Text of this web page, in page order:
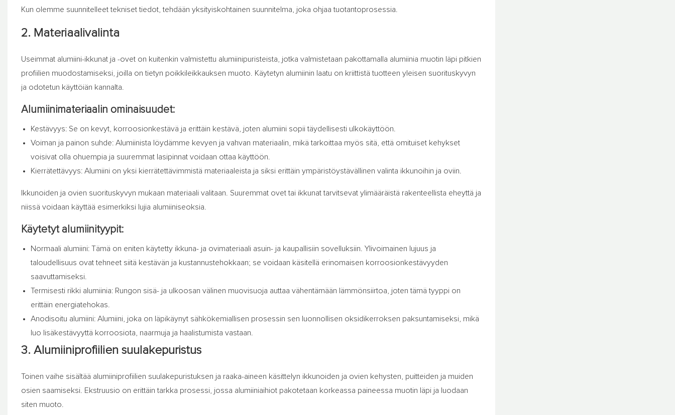
Kun olemme suunnitelleet tekniset tiedot, tehdään yksityiskohtainen suunnitelma, joka ohjaa tuotantoprosessia.
2. Materiaalivalinta
Useimmat alumiini-ikkunat ja -ovet on kuitenkin valmistettu alumiinipuristeista, jotka valmistetaan pakottamalla alumiinia muotin läpi pitkien
profiilien muodostamiseksi, joilla on tietyn poikkileikkauksen muoto. Käytetyn alumiinin laatu on kriittistä tuotteen yleisen suorituskyvyn
ja odotetun käyttöiän kannalta.
Alumiinimateriaalin ominaisuudet:
Kestävyys: Se on kevyt, korroosionkestävä ja erittäin kestävä, joten alumiini sopii täydellisesti ulkokäyttöön.
Voiman ja painon suhde: Alumiinista löydämme kevyen ja vahvan materiaalin, mikä tarkoittaa myös sitä, että omituiset kehykset
voisivat olla ohuempia ja suuremmat lasipinnat voidaan ottaa käyttöön.
Kierrätettävyys: Alumiini on yksi kierrätettävimmistä materiaaleista ja siksi erittäin ympäristöystävällinen valinta ikkunoihin ja oviin.
Ikkunoiden ja ovien suorituskyvyn mukaan materiaali valitaan. Suuremmat ovet tai ikkunat tarvitsevat ylimääräistä rakenteellista eheyttä ja
niissä voidaan käyttää esimerkiksi lujia alumiiniseoksia.
Käytetyt alumiinityypit:
Normaali alumiini: Tämä on eniten käytetty ikkuna- ja ovimateriaali asuin- ja kaupallisiin sovelluksiin. Ylivoimainen lujuus ja
taloudellisuus ovat tehneet siitä kestävän ja kustannustehokkaan; se voidaan käsitellä erinomaisen korroosionkestävyyden
saavuttamiseksi.
Termisesti rikki alumiinia: Rungon sisä- ja ulkoosan välinen muovisuoja auttaa vähentämään lämmönsiirtoa, joten tämä tyyppi on
erittäin energiatehokas.
Anodisoitu alumiini: Alumiini, joka on läpikäynyt sähkökemiallisen prosessin sen luonnollisen oksidikerroksen paksuntamiseksi, mikä
luo lisäkestävyyttä korroosiota, naarmuja ja haalistumista vastaan.
3. Alumiiniprofiilien suulakepuristus
Toinen vaihe sisältää alumiiniprofiilien suulakepuristuksen ja raaka-aineen käsittelyn ikkunoiden ja ovien kehysten, puitteiden ja muiden
osien saamiseksi. Ekstruusio on erittäin tarkka prosessi, jossa alumiiniaihiot pakotetaan korkeassa paineessa muotin läpi ja luodaan
siten muoto.